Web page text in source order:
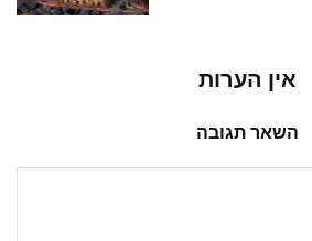
אין הערות
השאר תגובה